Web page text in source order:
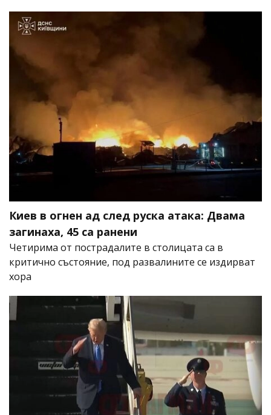
Киев в огнен ад след руска атака: Двама
загинаха, 45 са ранени
Четирима от пострадалите в столицата са в
критично състояние, под развалините се издирват
хора